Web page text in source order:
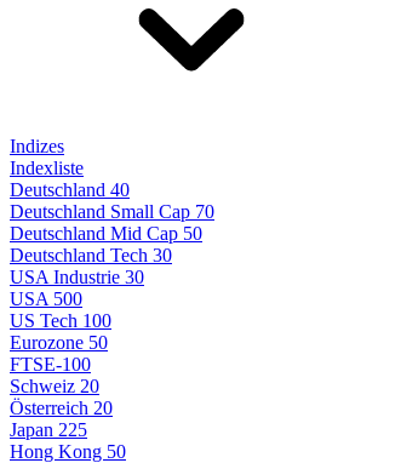
Indizes
Indexliste
Deutschland 40
Deutschland Small Cap 70
Deutschland Mid Cap 50
Deutschland Tech 30
USA Industrie 30
USA 500
US Tech 100
Eurozone 50
FTSE-100
Schweiz 20
Österreich 20
Japan 225
Hong Kong 50